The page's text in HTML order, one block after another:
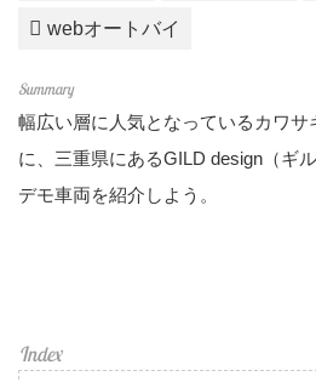
webオートバイ
幅広い層に人気となっているカワサ
に、三重県にあるGILD design（ギ
デモ車両を紹介しよう。